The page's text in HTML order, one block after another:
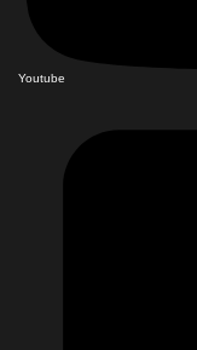
Youtube